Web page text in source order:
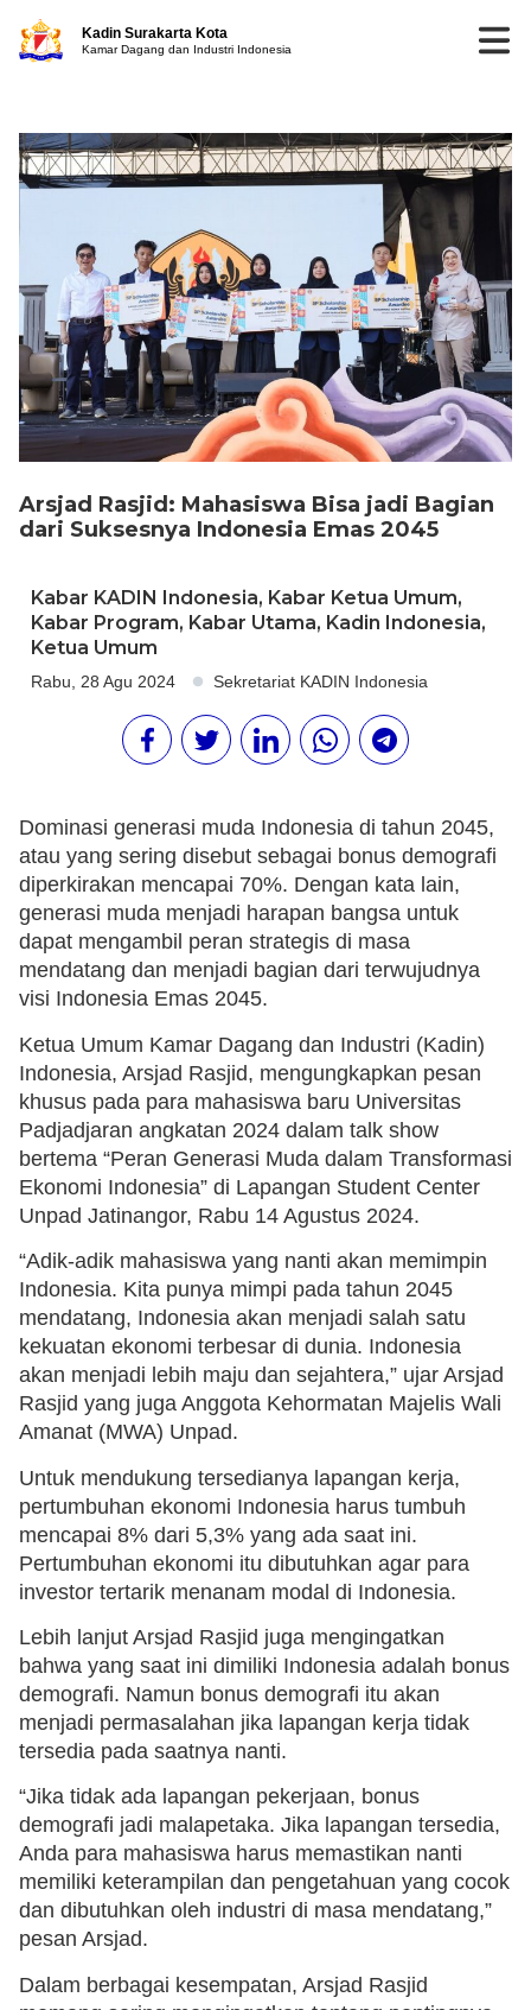
Kadin Surakarta Kota
Kamar Dagang dan Industri Indonesia
Arsjad Rasjid: Mahasiswa Bisa jadi Bagian
dari Suksesnya Indonesia Emas 2045
Kabar KADIN Indonesia, Kabar Ketua Umum,
Kabar Program, Kabar Utama, Kadin Indonesia,
Ketua Umum
Rabu, 28 Agu 2024 Sekretariat KADIN Indonesia
Dominasi generasi muda Indonesia di tahun 2045,
atau yang sering disebut sebagai bonus demografi
diperkirakan mencapai 70%. Dengan kata lain,
generasi muda menjadi harapan bangsa untuk
dapat mengambil peran strategis di masa
mendatang dan menjadi bagian dari terwujudnya
visi Indonesia Emas 2045.
Ketua Umum Kamar Dagang dan Industri (Kadin)
Indonesia, Arsjad Rasjid, mengungkapkan pesan
khusus pada para mahasiswa baru Universitas
Padjadjaran angkatan 2024 dalam talk show
bertema “Peran Generasi Muda dalam Transformasi
Ekonomi Indonesia” di Lapangan Student Center
Unpad Jatinangor, Rabu 14 Agustus 2024.
“Adik-adik mahasiswa yang nanti akan memimpin
Indonesia. Kita punya mimpi pada tahun 2045
mendatang, Indonesia akan menjadi salah satu
kekuatan ekonomi terbesar di dunia. Indonesia
akan menjadi lebih maju dan sejahtera,” ujar Arsjad
Rasjid yang juga Anggota Kehormatan Majelis Wali
Amanat (MWA) Unpad.
Untuk mendukung tersedianya lapangan kerja,
pertumbuhan ekonomi Indonesia harus tumbuh
mencapai 8% dari 5,3% yang ada saat ini.
Pertumbuhan ekonomi itu dibutuhkan agar para
investor tertarik menanam modal di Indonesia.
Lebih lanjut Arsjad Rasjid juga mengingatkan
bahwa yang saat ini dimiliki Indonesia adalah bonus
demografi. Namun bonus demografi itu akan
menjadi permasalahan jika lapangan kerja tidak
tersedia pada saatnya nanti.
“Jika tidak ada lapangan pekerjaan, bonus
demografi jadi malapetaka. Jika lapangan tersedia,
Anda para mahasiswa harus memastikan nanti
memiliki keterampilan dan pengetahuan yang cocok
dan dibutuhkan oleh industri di masa mendatang,”
pesan Arsjad.
Dalam berbagai kesempatan, Arsjad Rasjid